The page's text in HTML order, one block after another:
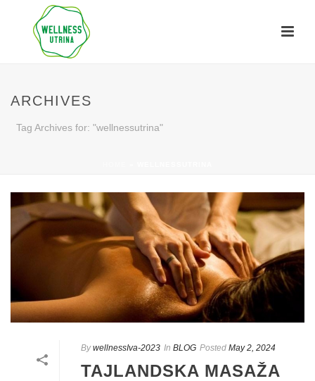
ARCHIVES
Tag Archives for: "wellnessutrina"
By wellnessIva-2023 In BLOG Posted May 2, 2024
TAJLANDSKA MASAŽA